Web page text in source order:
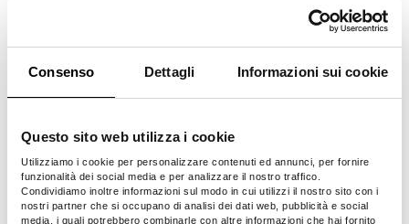
Consenso Dettagli Informazioni sui cookie
Questo sito web utilizza i cookie
Utilizziamo i cookie per personalizzare contenuti ed annunci, per fornire
funzionalità dei social media e per analizzare il nostro traffico.
Condividiamo inoltre informazioni sul modo in cui utilizzi il nostro sito con i
nostri partner che si occupano di analisi dei dati web, pubblicità e social
media, i quali potrebbero combinarle con altre informazioni che hai fornito
aumenterai la tua presenza online, una
strategia che può portare a partnership con
nell’industria dell’intrattenimento.
Costi di abbonamento offset
Uno dei vantaggi immediati che puoi